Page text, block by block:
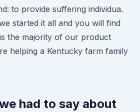
to provide suffering individua.
started it all and you will find
the majority of our product
helping a Kentucky farm family
had to say about